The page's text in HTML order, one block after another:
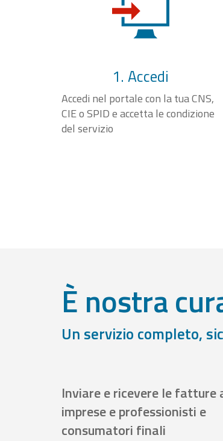
1. Accedi
Accedi nel portale con la tua CNS,
CIE o SPID e accetta le condizione
del servizio
È nostra
Un servizio completo,
Inviare e ricevere le fatture
imprese e professionisti e
consumatori finali